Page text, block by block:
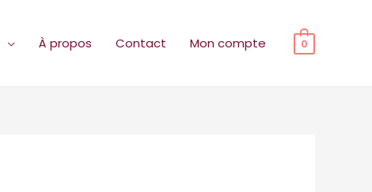
À propos Contact Mon compte 0